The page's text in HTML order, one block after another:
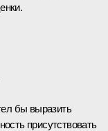
бы выразить
присутствовать